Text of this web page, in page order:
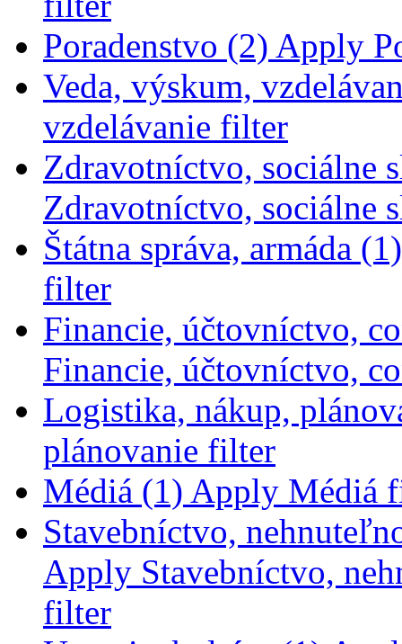
Poradenstvo (2) Apply
Veda, výskum,
vzdelávanie filter
Zdravotníctvo, sociálne
Zdravotníctvo, sociálne
Štátna správa, armáda (1)
filter
Financie, účtovníctvo,
Financie, účtovníctvo,
Logistika, nákup,
plánovanie filter
Médiá (1) Apply Médiá
Stavebníctvo,
Apply Stavebníctvo,
filter